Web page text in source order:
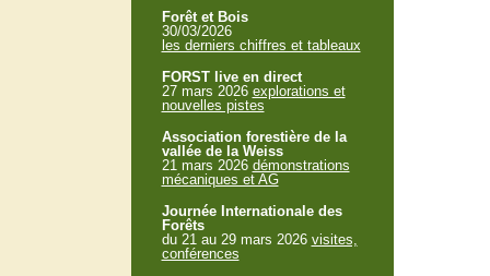
Forêt et Bois
30/03/2026
les derniers chiffres et tableaux
FORST live en direct
27 mars 2026 explorations et
nouvelles pistes
Association forestière de la
vallée de la Weiss
21 mars 2026 démonstrations
mécaniques et AG
Journée Internationale des
Forêts
du 21 au 29 mars 2026 visites,
conférences